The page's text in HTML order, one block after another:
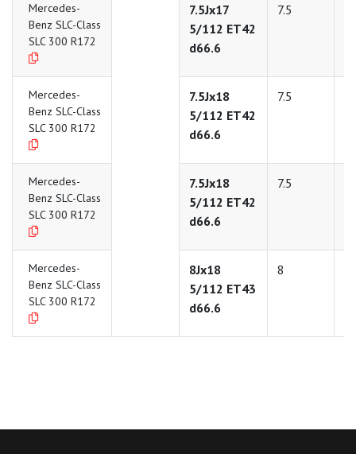
Mercedes-
Benz SLC-Class
SLC 300 R172
7.5Jx17
5/112 ET42
d66.6
7.5
Mercedes-
Benz SLC-Class
SLC 300 R172
7.5Jx18
5/112 ET42
d66.6
7.5
Mercedes-
Benz SLC-Class
SLC 300 R172
7.5Jx18
5/112 ET42
d66.6
7.5
Mercedes-
Benz SLC-Class
SLC 300 R172
8Jx18
5/112 ET43
d66.6
8